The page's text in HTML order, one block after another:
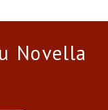
Novella